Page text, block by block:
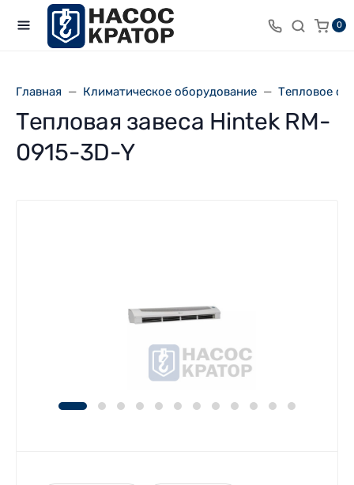
0
Главная Климатическое оборудование Тепловое
Тепловая завеса Hintek RM-
0915-3D-Y